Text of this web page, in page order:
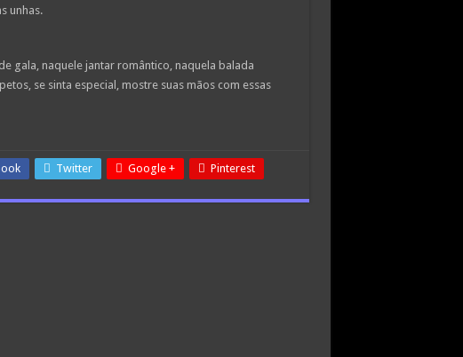
unhas.
gala, naquele jantar romântico, naquela balada
se sinta especial, mostre suas mãos com essas
Twitter Google + Pinterest